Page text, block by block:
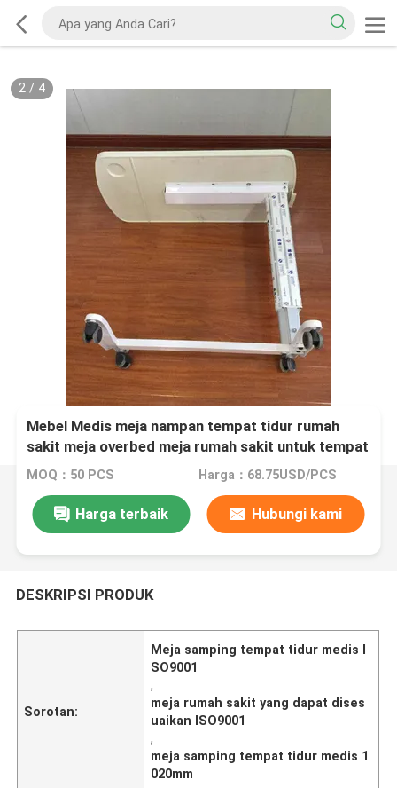
2/ 4
Mebel Medis meja nampan tempat tidur rumah
sakit meja overbed meja rumah sakit untuk tempat
tidur
MOQ：50 PCS Harga：68.75USD/PCS
Harga terbaik Hubungi kami
DESKRIPSI PRODUK
Sorotan:
Meja samping tempat tidur medis I
SO9001
,
meja rumah sakit yang dapat dises
uaikan ISO9001
,
meja samping tempat tidur medis 1
020mm